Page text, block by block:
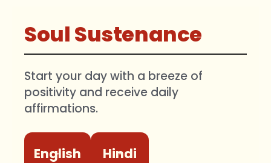
Soul Sustenance
Start your day with a breeze of
positivity and receive daily
affirmations.
English Hindi